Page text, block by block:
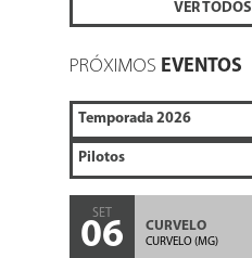
VER TODOS
PRÓXIMOS EVENTOS
SET
06 CURVELO
CURVELO (MG)